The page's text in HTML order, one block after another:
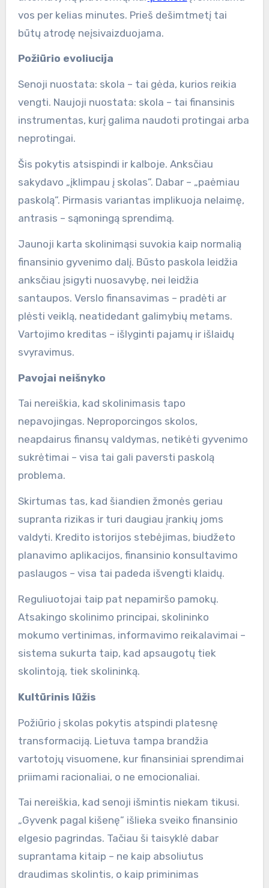
vos per kelias minutes. Prieš dešimtmetį tai
būtų atrodę neįsivaizduojama.
Požiūrio evoliucija
Senoji nuostata: skola – tai gėda, kurios reikia
vengti. Naujoji nuostata: skola – tai finansinis
instrumentas, kurį galima naudoti protingai arba
neprotingai.
Šis pokytis atsispindi ir kalboje. Anksčiau
sakydavo „įklimpau į skolas”. Dabar – „paėmiau
paskolą”. Pirmasis variantas implikuoja nelaimę,
antrasis – sąmoningą sprendimą.
Jaunoji karta skolinimąsi suvokia kaip normalią
finansinio gyvenimo dalį. Būsto paskola leidžia
anksčiau įsigyti nuosavybę, nei leidžia
santaupos. Verslo finansavimas – pradėti ar
plėsti veiklą, neatidedant galimybių metams.
Vartojimo kreditas – išlyginti pajamų ir išlaidų
svyravimus.
Pavojai neišnyko
Tai nereiškia, kad skolinimasis tapo
nepavojingas. Neproporcingos skolos,
neapdairus finansų valdymas, netikėti gyvenimo
sukrėtimai – visa tai gali paversti paskolą
problema.
Skirtumas tas, kad šiandien žmonės geriau
supranta rizikas ir turi daugiau įrankių joms
valdyti. Kredito istorijos stebėjimas, biudžeto
planavimo aplikacijos, finansinio konsultavimo
paslaugos – visa tai padeda išvengti klaidų.
Reguliuotojai taip pat nepamiršo pamokų.
Atsakingo skolinimo principai, skolininko
mokumo vertinimas, informavimo reikalavimai –
sistema sukurta taip, kad apsaugotų tiek
skolintoją, tiek skolininką.
Kultūrinis lūžis
Požiūrio į skolas pokytis atspindi platesnę
transformaciją. Lietuva tampa brandžia
vartotojų visuomene, kur finansiniai sprendimai
priimami racionaliai, o ne emocionaliai.
Tai nereiškia, kad senoji išmintis niekam tikusi.
„Gyvenk pagal kišenę” išlieka sveiko finansinio
elgesio pagrindas. Tačiau ši taisyklė dabar
suprantama kitaip – ne kaip absoliutus
draudimas skolintis, o kaip priminimas